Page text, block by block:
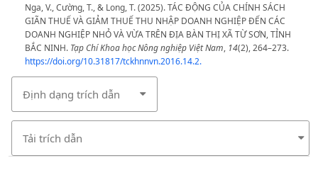
Nga, V., Cường, T., & Long, T. (2025). TÁC ĐỘNG CỦA CHÍNH SÁCH
GIÃN THUẾ VÀ GIẢM THUẾ THU NHẬP DOANH NGHIỆP ĐẾN CÁC
DOANH NGHIỆP NHỎ VÀ VỪA TRÊN ĐỊA BÀN THỊ XÃ TỪ SƠN, TỈNH
BẮC NINH. Tạp Chí Khoa học Nông nghiệp Việt Nam, 14(2), 264–273.
https://doi.org/10.31817/tckhnnvn.2016.14.2.
Định dạng trích dẫn
Tải trích dẫn